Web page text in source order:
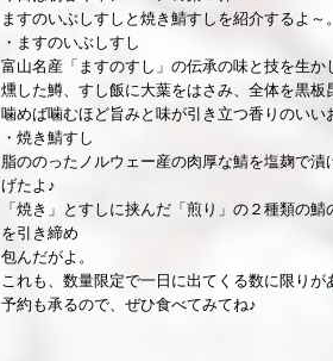
ますのいぶしすしと焼き鯖すしを紹介するよ～。
・ますのいぶしすし
富山名産「ますのすし」の伝承の味と技を生か
燻した鱒、すし飯に大葉をはさみ、全体を黒板
噛めば噛むほど旨みと味が引き立つ香りのいい
・焼き鯖すし
脂ののったノルウェー産の肉厚な鯖を塩麹で
げたよ♪
「焼き」とすしに挟んだ「煎り」の２種類の
を引き締め
包んだがよ。
これも、数量限定で一日に出てくる数に限りが
予約も承るので、ぜひ食べてみてね♪